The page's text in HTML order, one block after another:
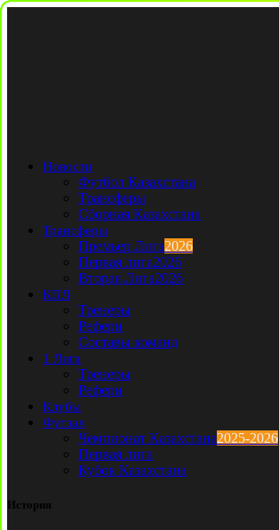
Новости
Футбол Казахстана
Трансферы
Сборная Казахстана
Трансферы
Премьер Лига2026
Первая лига2026
Вторая Лига2026
КПЛ
Тренеры
Рефери
Составы команд
1 Лига
Тренеры
Рефери
Клубы
Футзал
Чемпионат Казахстана2025-2026
Первая лига
Кубок Казахстана
История